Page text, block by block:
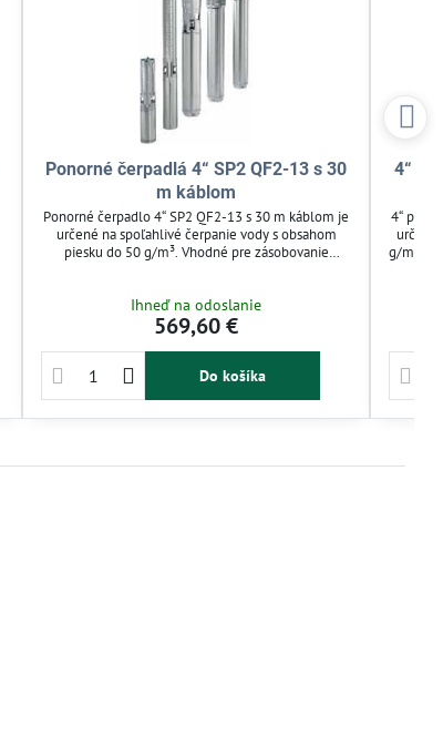
Ponorné čerpadlá 4“ SP2 QF2-13 s 30
m káblom
Ponorné čerpadlo 4“ SP2 QF2-13 s 30 m káblom je
určené na spoľahlivé čerpanie vody s obsahom
piesku do 50 g/m³. Vhodné pre zásobovanie
maximálnu hĺbku ponoru až 150 m. Efektívne
riešenie pre automatické zavlažovanie a domácu
vodáreň.
Ihneď na odoslanie
569,60 €
Do košíka
4“
4“
určené
g/m³.